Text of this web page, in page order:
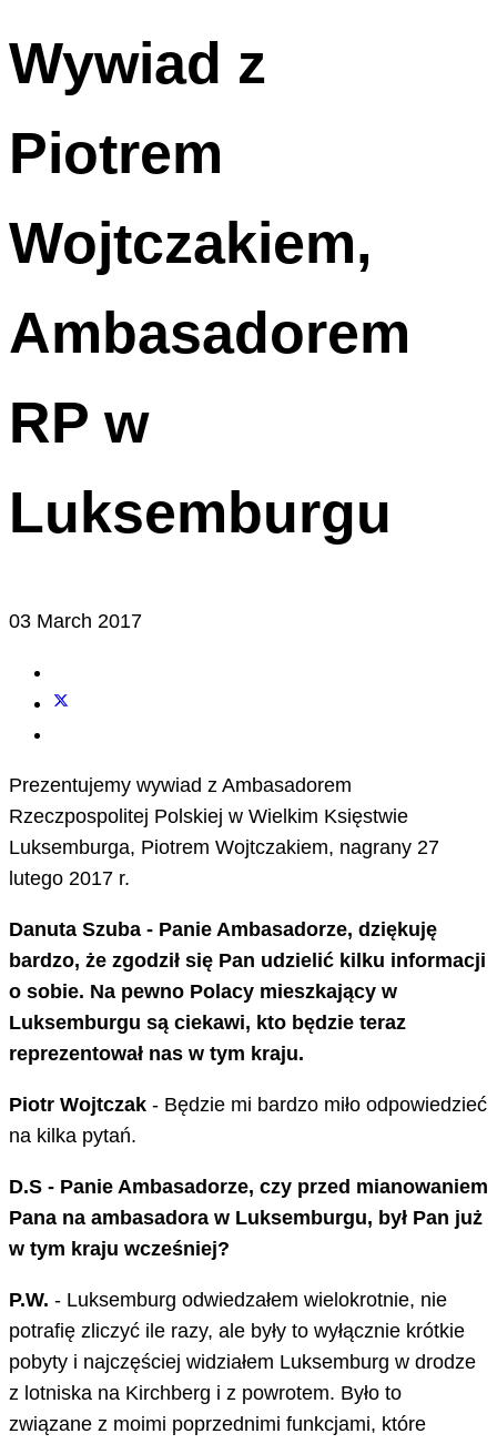
Wywiad z
Piotrem
Wojtczakiem,
Ambasadorem
RP w
Luksemburgu
03 March 2017
Prezentujemy wywiad z Ambasadorem
Rzeczpospolitej Polskiej w Wielkim Księstwie
Luksemburga, Piotrem Wojtczakiem, nagrany 27
lutego 2017 r.
Danuta Szuba - Panie Ambasadorze, dziękuję
bardzo, że zgodził się Pan udzielić kilku informacji
o sobie. Na pewno Polacy mieszkający w
Luksemburgu są ciekawi, kto będzie teraz
reprezentował nas w tym kraju.
Piotr Wojtczak - Będzie mi bardzo miło odpowiedzieć
na kilka pytań.
D.S - Panie Ambasadorze, czy przed mianowaniem
Pana na ambasadora w Luksemburgu, był Pan już
w tym kraju wcześniej?
P.W. - Luksemburg odwiedzałem wielokrotnie, nie
potrafię zliczyć ile razy, ale były to wyłącznie krótkie
pobyty i najczęściej widziałem Luksemburg w drodze
z lotniska na Kirchberg i z powrotem. Było to
związane z moimi poprzednimi funkcjami, które